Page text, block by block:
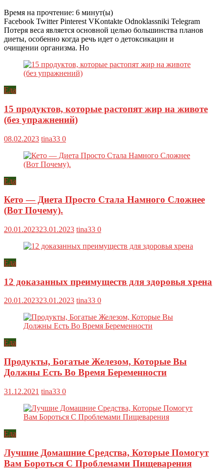
Время на прочтение: 6 минут(ы)
Facebook Twitter Pinterest VKontakte Odnoklassniki Telegram
Потеря веса является основной целью большинства планов
диеты, особенно когда речь идет о детоксикации и
очищении организма. Но
Еда
15 продуктов, которые растопят жир на животе
(без упражнений)
08.02.2023 tina33 0
Еда
Кето — Диета Просто Стала Намного Сложнее
(Вот Почему).
20.01.202323.01.2023 tina33 0
Еда
12 доказанных преимуществ для здоровья хрена
20.01.202323.01.2023 tina33 0
Еда
Продукты, Богатые Железом, Которые Вы
Должны Есть Во Время Беременности
31.12.2021 tina33 0
Еда
Лучшие Домашние Средства, Которые Помогут
Вам Бороться С Проблемами Пищеварения